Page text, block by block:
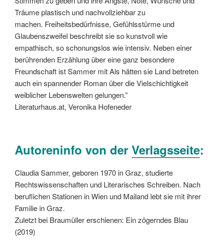
Träume plastisch und nachvollziehbar zu
machen. Freiheitsbedürfnisse, Gefühlsstürme und
Glaubenszweifel beschreibt sie so kunstvoll wie
empathisch, so schonungslos wie intensiv. Neben einer
berührenden Erzählung über eine ganz besondere
Freundschaft ist Sammer mit Als hätten sie Land betreten
auch ein spannender Roman über die Vielschichtigkeit
weiblicher Lebenswelten gelungen.”
Literaturhaus.at, Veronika Hofeneder
Autoreninfo von der Verlagsseite:
Claudia Sammer, geboren 1970 in Graz, studierte
Rechtswissenschaften und Literarisches Schreiben. Nach
beruflichen Stationen in Wien und Mailand lebt sie mit ihrer
Familie in Graz.
Zuletzt bei Braumüller erschienen: Ein zögerndes Blau
(2019)